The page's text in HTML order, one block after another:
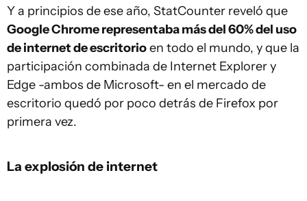
Y a principios de ese año, StatCounter reveló que
Google Chrome representaba más del 60% del uso
de internet de escritorioen todo el mundo, y que la
participación combinada de Internet Explorer y
Edge -ambos de Microsoft- en el mercado de
escritorio quedó por poco detrás de Firefox por
primera vez.
La explosión de internet